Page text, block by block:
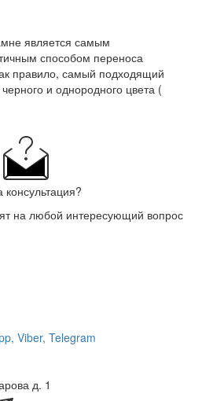
является самым
способом переноса
правило, самый подходящий
и однородного цвета (
консультация?
на любой интересующий вопрос
Viber, Telegram
д. 1